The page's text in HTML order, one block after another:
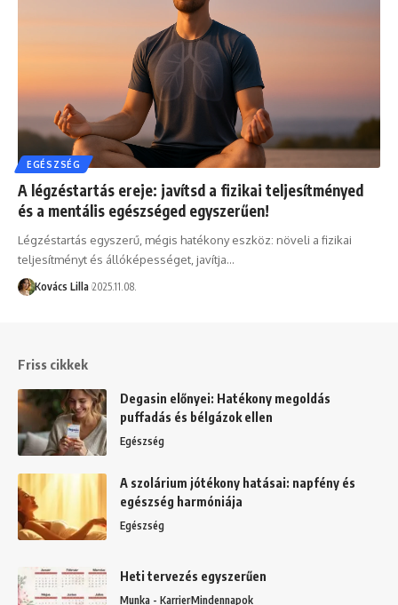
EGÉSZSÉG
A légzéstartás ereje: javítsd a fizikai teljesítményed
és a mentális egészséged egyszerűen!
Légzéstartás egyszerű, mégis hatékony eszköz: növeli a fizikai
teljesítményt és állóképességet, javítja…
Kovács Lilla 2025.11.08.
Friss cikkek
Degasin előnyei: Hatékony megoldás
puffadás és bélgázok ellen
Egészség
A szolárium jótékony hatásai: napfény és
egészség harmóniája
Egészség
Heti tervezés egyszerűen
Munka - KarrierMindennapok